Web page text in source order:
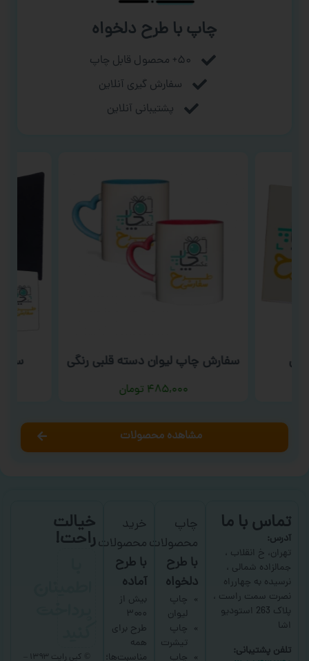
چاپ با طرح دلخواه
۵۰+ محصول قابل چاپ
سفارش گیری آنلاین
پشتیبانی آنلاین
سفارش چاپ لیوان دسته قلبی رنگی
۴۸۵,۰۰۰ تومان
مشاهده محصولات
تماس با ما
آدرس:
تهران، خ انقلاب ،
جمالزاده شمالی ،
نرسیده به چهارراه
نصرت سمت راست ،
پلاک 263 استودیو
اشا
تلفن پشتیبانی:
چاپ
محصولات
با طرح
دلخواه
چاپ
لیوان
چاپ
تیشرت
چاپ
خرید
محصولات
با طرح
آماده
بیش از
۳۰۰۰
طرح برای
همه
مناسبت‌ها؛
خیالت
راحت!